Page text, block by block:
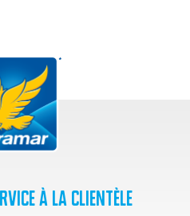
à la clientèle